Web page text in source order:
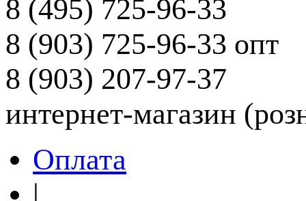
8 (495) 725-96-33
8 (903) 725-96-33 опт
8 (903) 207-97-37
интернет-магазин
Оплата